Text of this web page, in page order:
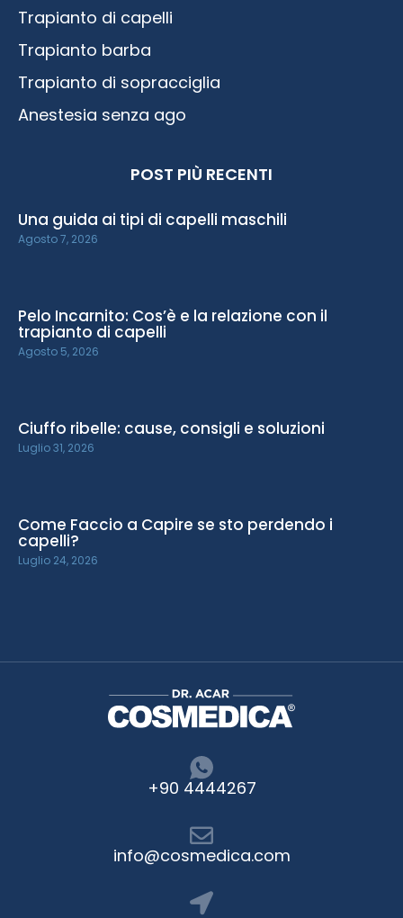
Trapianto di capelli
Trapianto barba
Trapianto di sopracciglia
Anestesia senza ago
POST PIÙ RECENTI
Una guida ai tipi di capelli maschili
Agosto 7, 2026
Pelo Incarnito: Cos’è e la relazione con il
trapianto di capelli
Agosto 5, 2026
Ciuffo ribelle: cause, consigli e soluzioni
Luglio 31, 2026
Come Faccio a Capire se sto perdendo i
capelli?
Luglio 24, 2026
+90 4444267
info@cosmedica.com